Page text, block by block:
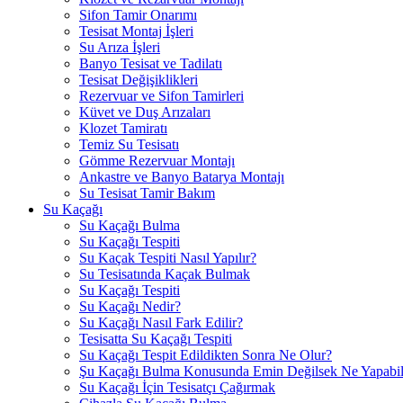
Sifon Tamir Onarımı
Tesisat Montaj İşleri
Su Arıza İşleri
Banyo Tesisat ve Tadilatı
Tesisat Değişiklikleri
Rezervuar ve Sifon Tamirleri
Küvet ve Duş Arızaları
Klozet Tamiratı
Temiz Su Tesisatı
Gömme Rezervuar Montajı
Ankastre ve Banyo Batarya Montajı
Su Tesisat Tamir Bakım
Su Kaçağı
Su Kaçağı Bulma
Su Kaçağı Tespiti
Su Kaçak Tespiti Nasıl Yapılır?
Su Tesisatında Kaçak Bulmak
Su Kaçağı Tespiti
Su Kaçağı Nedir?
Su Kaçağı Nasıl Fark Edilir?
Tesisatta Su Kaçağı Tespiti
Su Kaçağı Tespit Edildikten Sonra Ne Olur?
Şu Kaçağı Bulma Konusunda Emin Değilsek Ne
Su Kaçağı İçin Tesisatçı Çağırmak